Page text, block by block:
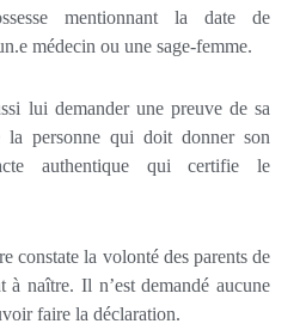
mentionnant la date de
médecin ou une sage-femme.
lui demander une preuve de sa
la personne qui doit donner son
authentique qui certifie le
constate la volonté des parents de
à naître. Il n’est demandé aucune
faire la déclaration.